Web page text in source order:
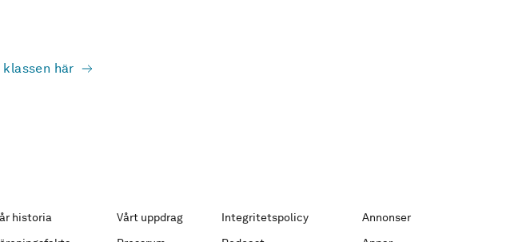
här
historia Vårt uppdrag Integritetspolicy
Annonser